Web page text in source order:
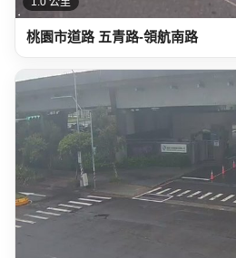
桃園市道路 五青路-領航南路